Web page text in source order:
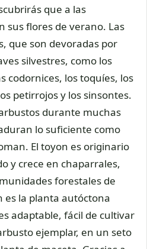
que a las
sus flores de verano. Las
que son devoradas por
silvestres, como los
codornices, los toquíes, los
petirrojos y los sinsontes.
durante muchas
lo suficiente como
El toyon es originario
y crece en chaparrales,
forestales de
es la planta autóctona
adaptable, fácil de cultivar
ejemplar, en un seto